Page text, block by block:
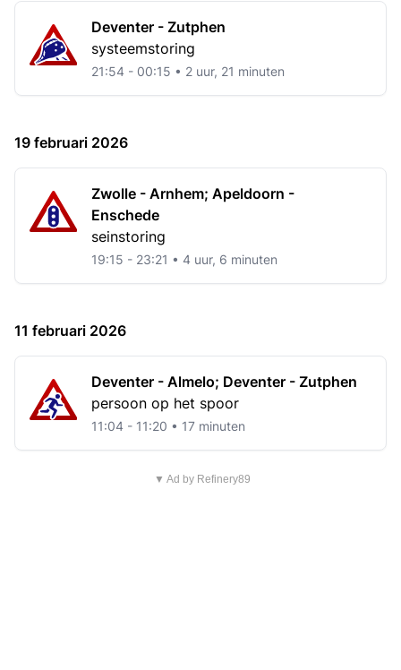
Deventer - Zutphen
systeemstoring
21:54 - 00:15 • 2 uur, 21 minuten
19 februari 2026
Zwolle - Arnhem; Apeldoorn -
Enschede
seinstoring
19:15 - 23:21 • 4 uur, 6 minuten
11 februari 2026
Deventer - Almelo; Deventer - Zutphen
persoon op het spoor
11:04 - 11:20 • 17 minuten
▼ Ad by Refinery89